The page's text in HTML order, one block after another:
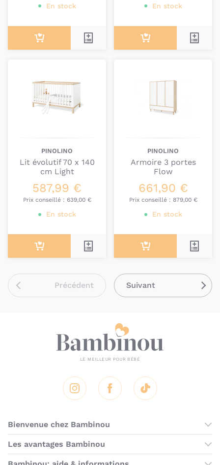
En stock En stock
PINOLINO
Lit évolutif 70 x 140
cm Light
587,99 €
Prix conseillé : 639,00 €
En stock
PINOLINO
Armoire 3 portes
Flow
661,90 €
Prix conseillé : 879,00 €
En stock
Précédent Suivant
Instagram Facebook Tik Tok
Bienvenue chez Bambinou
Les boutiques Bambinou
Boutique Bambinou Paris
Les avantages Bambinou
Bons plans Bambinou